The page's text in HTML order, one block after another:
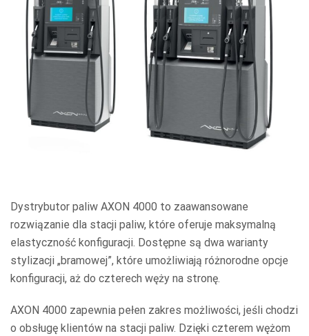
Dystrybutor paliw AXON 4000 to zaawansowane
rozwiązanie dla stacji paliw, które oferuje maksymalną
elastyczność konfiguracji. Dostępne są dwa warianty
stylizacji „bramowej”, które umożliwiają różnorodne opcje
konfiguracji, aż do czterech węży na stronę.
AXON 4000 zapewnia pełen zakres możliwości, jeśli chodzi
o obsługę klientów na stacji paliw. Dzięki czterem wężom